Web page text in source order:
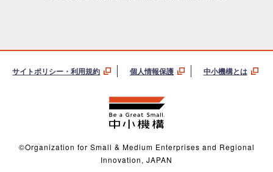
サイトポリシー・利用規約 個人情報保護 中小機構とは
©Organization for Small & Medium Enterprises and Regional
Innovation, JAPAN